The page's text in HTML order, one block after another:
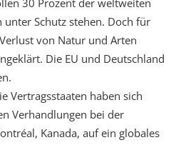
unter Schutz stehen. Doch für
von Natur und Arten
Die EU und Deutschland
Vertragsstaaten haben sich
Verhandlungen bei der
Kanada, auf ein globales